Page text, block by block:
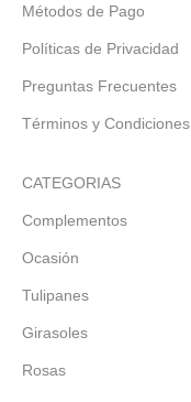
Métodos de Pago
Políticas de Privacidad
Preguntas Frecuentes
Términos y Condiciones
CATEGORIAS
Complementos
Ocasión
Tulipanes
Girasoles
Rosas